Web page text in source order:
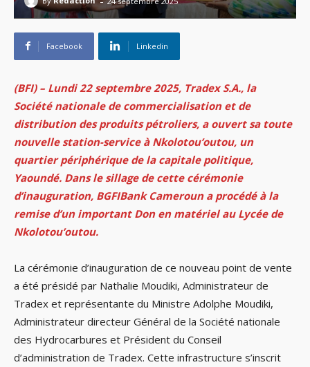
Facebook Linkedin
(BFI) – Lundi 22 septembre 2025, Tradex S.A., la
Société nationale de commercialisation et de
distribution des produits pétroliers, a ouvert sa toute
nouvelle station-service à Nkolotou’outou, un
quartier périphérique de la capitale politique,
Yaoundé. Dans le sillage de cette cérémonie
d’inauguration, BGFIBank Cameroun a procédé à la
remise d’un important Don en matériel au Lycée de
Nkolotou’outou.
La cérémonie d’inauguration de ce nouveau point de vente
a été présidé par Nathalie Moudiki, Administrateur de
Tradex et représentante du Ministre Adolphe Moudiki,
Administrateur directeur Général de la Société nationale
des Hydrocarbures et Président du Conseil
d’administration de Tradex. Cette infrastructure s’inscrit